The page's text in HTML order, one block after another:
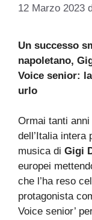
12 Marzo 2023
Un successo
napoletano,
Voice senior:
urlo
Ormai tanti
dell’Italia intera
musica di Gigi
europei
che l’ha reso
protagonista
Voice senior’